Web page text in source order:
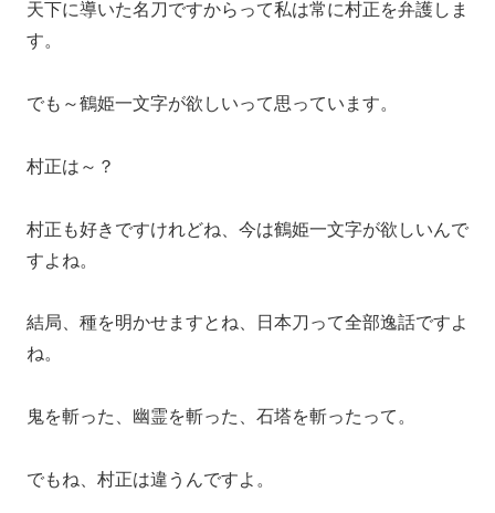
天下に導いた名刀ですからって私は常に村正を弁護しま
す。
でも～鶴姫一文字が欲しいって思っています。
村正は～？
村正も好きですけれどね、今は鶴姫一文字が欲しいんで
すよね。
結局、種を明かせますとね、日本刀って全部逸話ですよ
ね。
鬼を斬った、幽霊を斬った、石塔を斬ったって。
でもね、村正は違うんですよ。